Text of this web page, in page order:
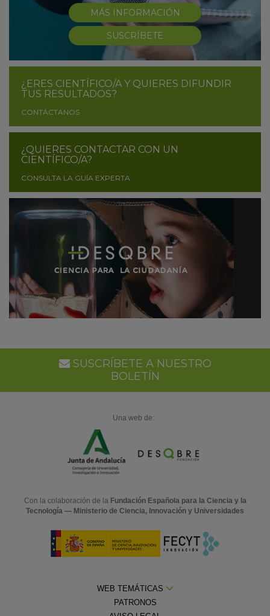
MÁS INFORMACIÓN
SUSCRÍBETE
¿ERES CIENTÍFICO/A Y QUIERES DIFUNDIR
TUS RESULTADOS?
CONTÁCTANOS
¿QUIERES CONTACTAR CON UN
CIENTÍFICO/A?
CONSULTA LA GUÍA EXPERTA
SUSCRÍBETE A NUESTRO
BOLETÍN
Una web de:
Con la colaboración de la Fundación Española para la Ciencia y la
Tecnología — Ministerio de Ciencia, Innovación y Universidades
WEB TEMÁTICAS
PATRONOS